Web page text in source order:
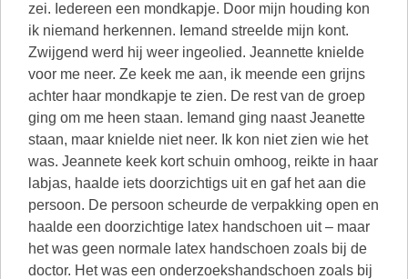
zei. Iedereen een mondkapje. Door mijn houding kon
ik niemand herkennen. Iemand streelde mijn kont.
Zwijgend werd hij weer ingeolied. Jeannette knielde
voor me neer. Ze keek me aan, ik meende een grijns
achter haar mondkapje te zien. De rest van de groep
ging om me heen staan. Iemand ging naast Jeanette
staan, maar knielde niet neer. Ik kon niet zien wie het
was. Jeannete keek kort schuin omhoog, reikte in haar
labjas, haalde iets doorzichtigs uit en gaf het aan die
persoon. De persoon scheurde de verpakking open en
haalde een doorzichtige latex handschoen uit – maar
het was geen normale latex handschoen zoals bij de
doctor. Het was een onderzoekshandschoen zoals bij